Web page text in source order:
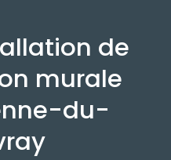
de
murale
du-